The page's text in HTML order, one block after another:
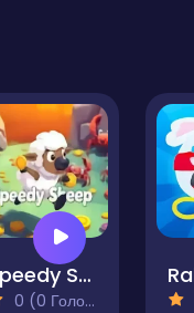
Speedy Sheep
0 (0 Голосів)